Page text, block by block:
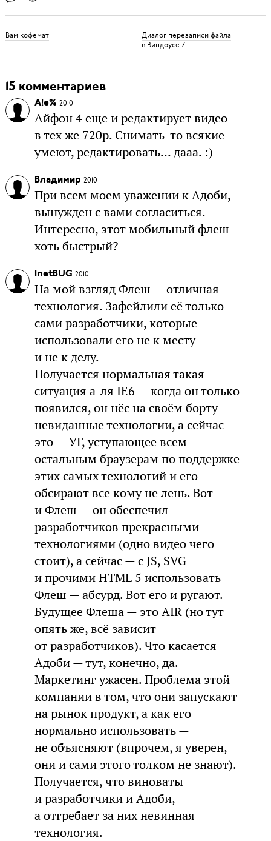
Вам кофемат
Диалог перезаписи файла
в Виндоусе 7
15 комментариев
A!e% 2010
Айфон 4 еще и редактирует видео
в тех же 720p. Снимать-то всякие
умеют, редактировать… дааа. :)
Владимир 2010
При всем моем уважении к Адоби,
вынужден с вами согласиться.
Интересно, этот мобильный флеш
хоть быстрый?
InetBUG 2010
На мой взгляд Флеш — отличная
технология. Зафейлили её только
сами разработчики, которые
использовали его не к месту
и не к делу.
Получается нормальная такая
ситуация а-ля IE6 — когда он только
появился, он нёс на своём борту
невиданные технологии, а сейчас
это — УГ, уступающее всем
остальным браузерам по поддержке
этих самых технологий и его
обсирают все кому не лень. Вот
и Флеш — он обеспечил
разработчиков прекрасными
технологиями (одно видео чего
стоит), а сейчас — с JS, SVG
и прочими HTML 5 использовать
Флеш — абсурд. Вот его и ругают.
Будущее Флеша — это AIR (но тут
опять же, всё зависит
от разработчиков). Что касается
Адоби — тут, конечно, да.
Маркетинг ужасен. Проблема этой
компании в том, что они запускают
на рынок продукт, а как его
нормально использовать —
не объясняют (впрочем, я уверен,
они и сами этого толком не знают).
Получается, что виноваты
и разработчики и Адоби,
а отгребает за них невинная
технология.